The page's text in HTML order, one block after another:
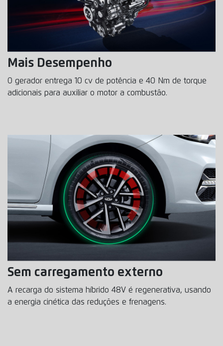
Mais Desempenho
O gerador entrega 10 cv de potência e 40 Nm de torque
adicionais para auxiliar o motor a combustão.
Sem carregamento externo
A recarga do sistema híbrido 48V é regenerativa, usando
a energia cinética das reduções e frenagens.